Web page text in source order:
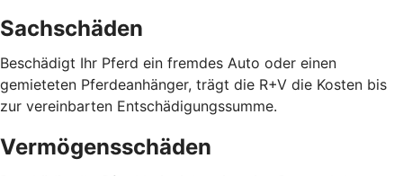
Sachschäden
Beschädigt Ihr Pferd ein fremdes Auto oder einen
gemieteten Pferdeanhänger, trägt die R+V die Kosten bis
zur vereinbarten Entschädigungssumme.
Vermögensschäden